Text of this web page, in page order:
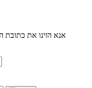
אנא הזינו את כתובת